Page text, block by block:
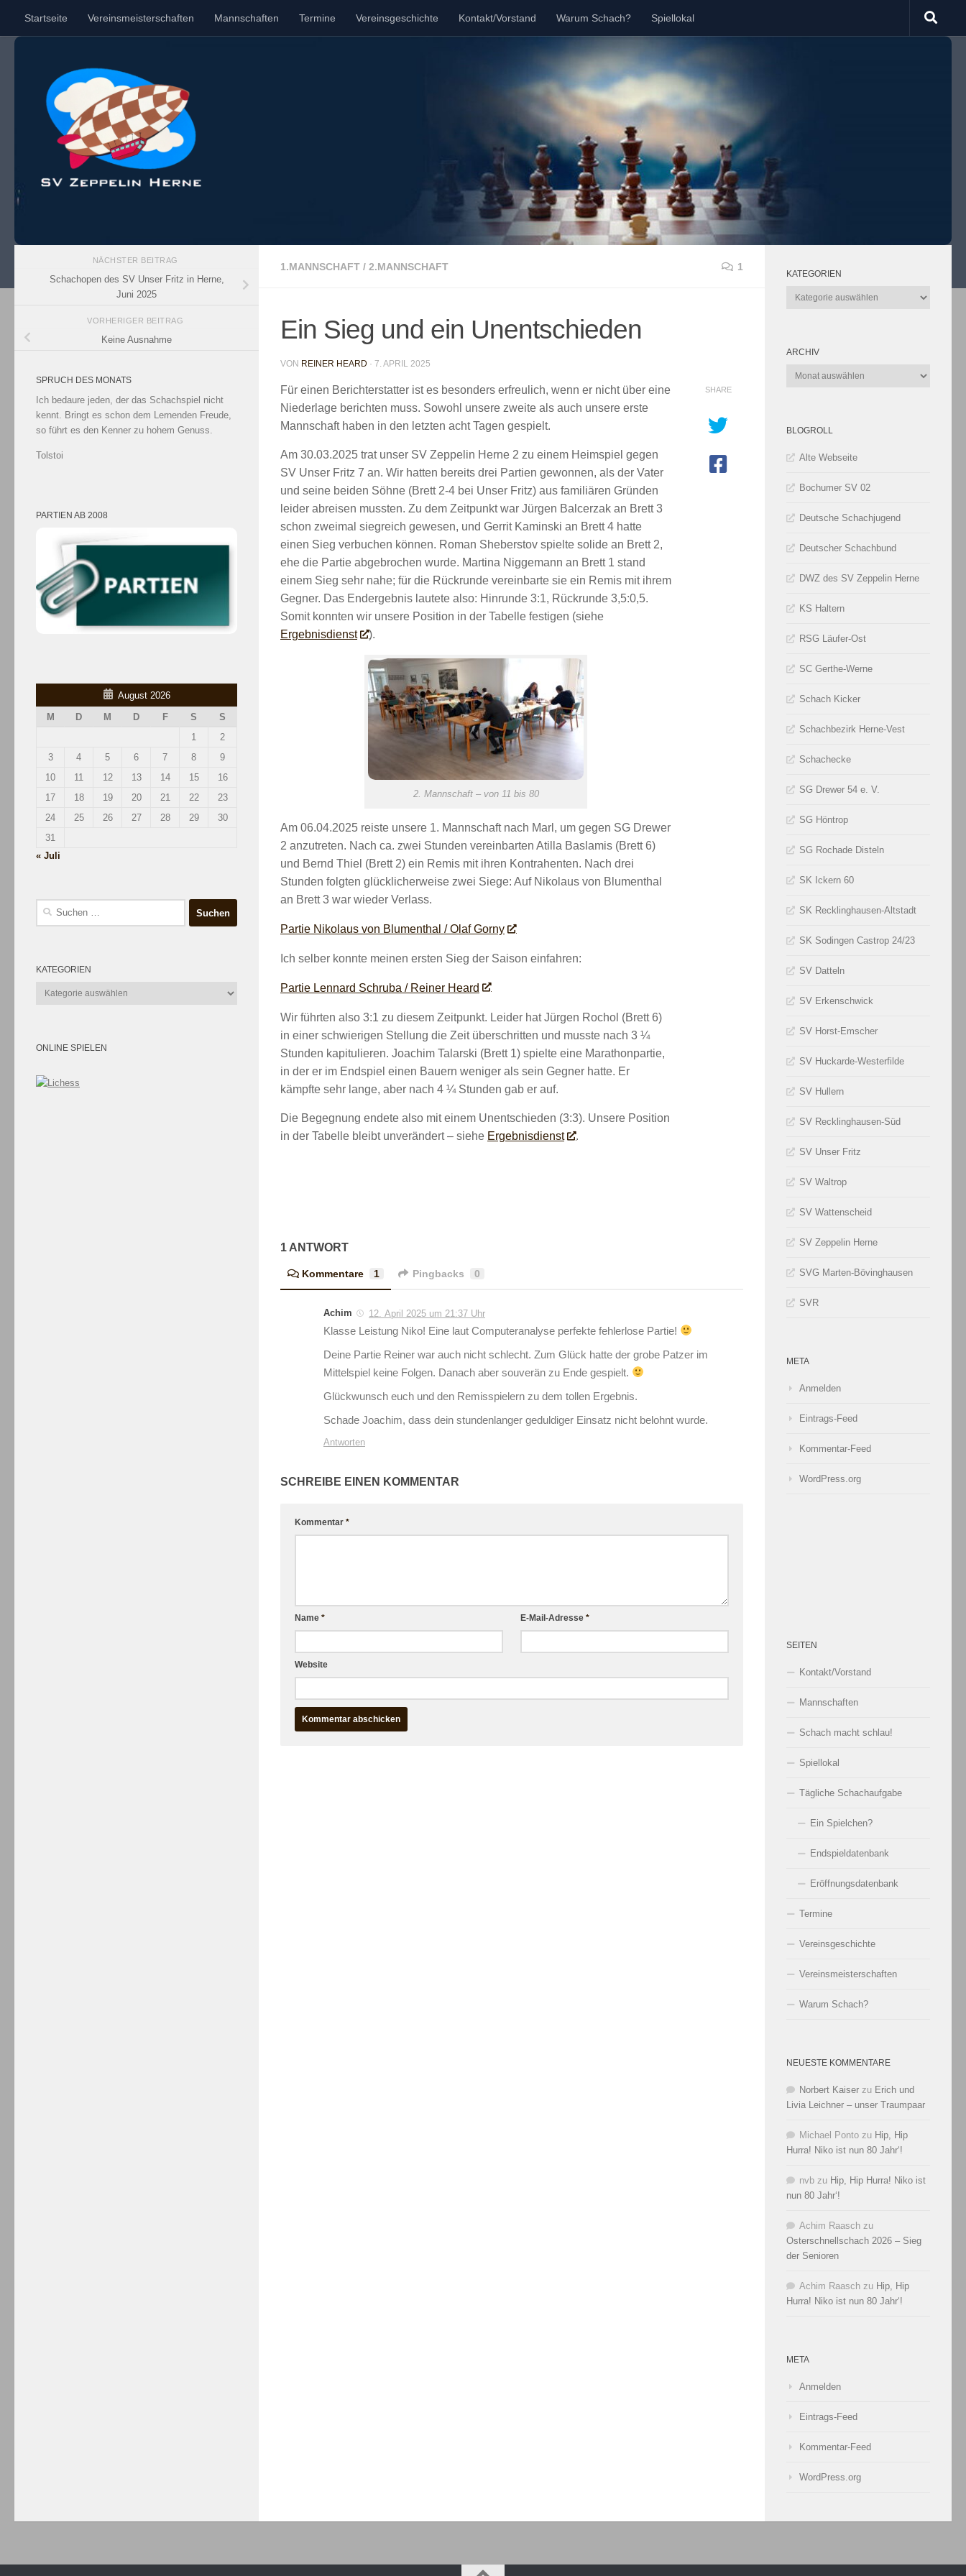
Unter dem Inhalt
Startseite Vereinsmeisterschaften Mannschaften Termine Vereinsgeschichte Kontakt/Vorstand Warum Schach? Spiellokal
1.MANNSCHAFT / 2.MANNSCHAFT 1
Ein Sieg und ein Unentschieden
VON REINER HEARD · 7. APRIL 2025
Für einen Berichterstatter ist es besonders erfreulich, wenn er nicht über eine
Niederlage berichten muss. Sowohl unsere zweite als auch unsere erste
Mannschaft haben in den letzten acht Tagen gespielt.
Am 30.03.2025 trat unser SV Zeppelin Herne 2 zu einem Heimspiel gegen
SV Unser Fritz 7 an. Wir hatten bereits drei Partien gewonnen, als der Vater
und seine beiden Söhne (Brett 2-4 bei Unser Fritz) aus familiären Gründen
leider abreisen mussten. Zu dem Zeitpunkt war Jürgen Balcerzak an Brett 3
schon zweimal siegreich gewesen, und Gerrit Kaminski an Brett 4 hatte
einen Sieg verbuchen können. Roman Sheberstov spielte solide an Brett 2,
ehe die Partie abgebrochen wurde. Martina Niggemann an Brett 1 stand
einem Sieg sehr nahe; für die Rückrunde vereinbarte sie ein Remis mit ihrem
Gegner. Das Endergebnis lautete also: Hinrunde 3:1, Rückrunde 3,5:0,5.
Somit konnten wir unsere Position in der Tabelle festigen (siehe
Ergebnisdienst
).
2. Mannschaft – von 11 bis 80
Am 06.04.2025 reiste unsere 1. Mannschaft nach Marl, um gegen SG Drewer
2 anzutreten. Nach ca. zwei Stunden vereinbarten Atilla Baslamis (Brett 6)
und Bernd Thiel (Brett 2) ein Remis mit ihren Kontrahenten. Nach drei
Stunden folgten glücklicherweise zwei Siege: Auf Nikolaus von Blumenthal
an Brett 3 war wieder Verlass.
Partie Nikolaus von Blumenthal / Olaf Gorny
Ich selber konnte meinen ersten Sieg der Saison einfahren:
Partie Lennard Schruba / Reiner Heard
Wir führten also 3:1 zu diesem Zeitpunkt. Leider hat Jürgen Rochol (Brett 6)
in einer schwierigen Stellung die Zeit überschritten und musste nach 3 ¼
Stunden kapitulieren. Joachim Talarski (Brett 1) spielte eine Marathonpartie,
in der er im Endspiel einen Bauern weniger als sein Gegner hatte. Er
kämpfte sehr lange, aber nach 4 ¼ Stunden gab er auf.
Die Begegnung endete also mit einem Unentschieden (3:3). Unsere Position
in der Tabelle bleibt unverändert – siehe Ergebnisdienst .
SHARE
1 ANTWORT
Kommentare 1 Pingbacks 0
Achim 12. April 2025 um 21:37 Uhr
Klasse Leistung Niko! Eine laut Computeranalyse perfekte fehlerlose Partie!
Deine Partie Reiner war auch nicht schlecht. Zum Glück hatte der grobe Patzer im
Mittelspiel keine Folgen. Danach aber souverän zu Ende gespielt.
Glückwunsch euch und den Remisspielern zu dem tollen Ergebnis.
Schade Joachim, dass dein stundenlanger geduldiger Einsatz nicht belohnt wurde.
Antworten
SCHREIBE EINEN KOMMENTAR
Kommentar *
Name * E-Mail-Adresse*
Website
NÄCHSTER BEITRAG
Schachopen des SV Unser Fritz in Herne,
Juni 2025
VORHERIGER BEITRAG
Keine Ausnahme
SPRUCH DES MONATS
Ich bedaure jeden, der das Schachspiel nicht
kennt. Bringt es schon dem Lernenden Freude,
so führt es den Kenner zu hohem Genuss.
Tolstoi
PARTIEN AB 2008
August 2026
M
D M D F S
S
1
2
3
4 5 6 7 8
9
10
11 12 13 14 15
16
17
18 19 20 21 22
23
24
25 26 27 28 29
30
31
« Juli
Suchen
KATEGORIEN
Kategorien
ONLINE SPIELEN
KATEGORIEN
Kategorien
ARCHIV
Archiv
BLOGROLL
Alte Webseite
Bochumer SV 02
Deutsche Schachjugend
Deutscher Schachbund
DWZ des SV Zeppelin Herne
KS Haltern
RSG Läufer-Ost
SC Gerthe-Werne
Schach Kicker
Schachbezirk Herne-Vest
Schachecke
SG Drewer 54 e. V.
SG Höntrop
SG Rochade Disteln
SK Ickern 60
SK Recklinghausen-Altstadt
SK Sodingen Castrop 24/23
SV Datteln
SV Erkenschwick
SV Horst-Emscher
SV Huckarde-Westerfilde
SV Hullern
SV Recklinghausen-Süd
SV Unser Fritz
SV Waltrop
SV Wattenscheid
SV Zeppelin Herne
SVG Marten-Bövinghausen
SVR
META
Anmelden
Eintrags-Feed
Kommentar-Feed
WordPress.org
SEITEN
Kontakt/Vorstand
Mannschaften
Schach macht schlau!
Spiellokal
Tägliche Schachaufgabe
Ein Spielchen?
Endspieldatenbank
Eröffnungsdatenbank
Termine
Vereinsgeschichte
Vereinsmeisterschaften
Warum Schach?
NEUESTE KOMMENTARE
Norbert Kaiser zu Erich und
Livia Leichner – unser Traumpaar
Michael Ponto zu Hip, Hip
Hurra! Niko ist nun 80 Jahr‘!
nvb zu Hip, Hip Hurra! Niko ist
nun 80 Jahr‘!
Achim Raasch zu
Osterschnellschach 2026 – Sieg
der Senioren
Achim Raasch zu Hip, Hip
Hurra! Niko ist nun 80 Jahr‘!
META
Anmelden
Eintrags-Feed
Kommentar-Feed
WordPress.org